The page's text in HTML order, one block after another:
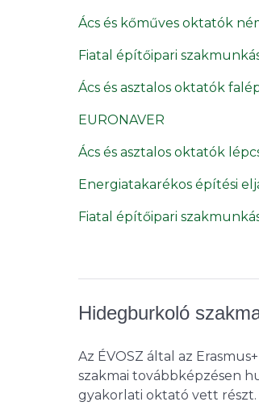
Ács és kőműves oktatók
Fiatal építőipari
Ács és asztalos oktatók
EURONAVER
Ács és asztalos oktatók
Energiatakarékos építési
Fiatal építőipari
Hidegburkoló
Az ÉVOSZ által az
szakmai továbbképzésen
gyakorlati oktató vett